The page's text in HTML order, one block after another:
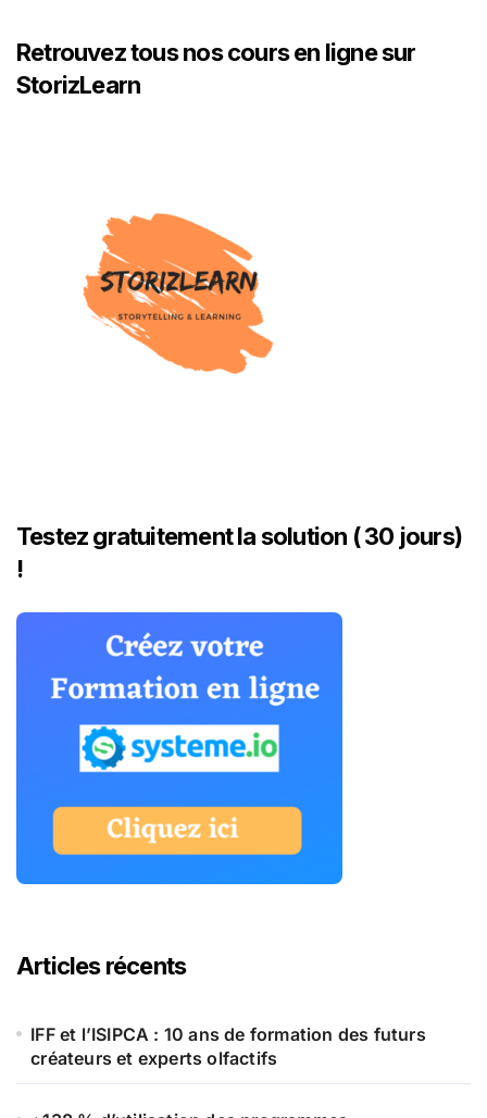
Retrouvez tous nos cours en ligne sur
StorizLearn
Testez gratuitement la solution ( 30 jours)
!
Articles récents
IFF et l’ISIPCA : 10 ans de formation des futurs
créateurs et experts olfactifs